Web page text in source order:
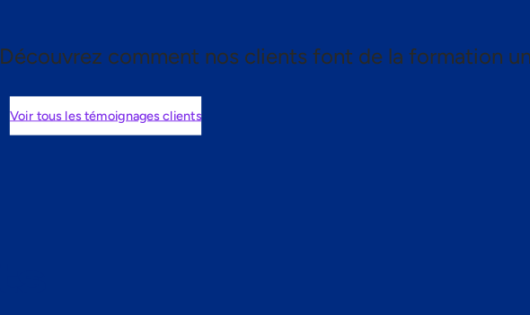
Découvrez comment nos clients font de la formation
Voir tous les témoignages clients